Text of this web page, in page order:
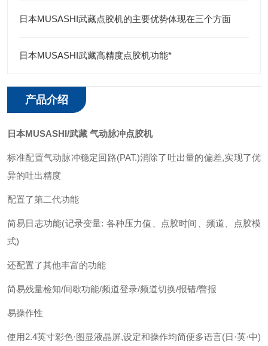
日本MUSASHI武藏点胶机的主要优势体现在三个方面
日本MUSASHI武藏高精度点胶机功能*
产品介绍
日本MUSASHI/武藏 气动脉冲点胶机
标准配置气动脉冲稳定回路(PAT.)消除了吐出量的偏差,实现了优
异的吐出精度
配置了第二代功能
简易日志功能(记录变量: 各种压力值、点胶时间、频道、点胶模
式)
还配置了其他丰富的功能
简易残量检知/间歇功能/频道登录/频道切换/报错/瞥报
易操作性
使用2.4英寸彩色·图显液晶屏,设定和操作均简便多语言(日·英·中)